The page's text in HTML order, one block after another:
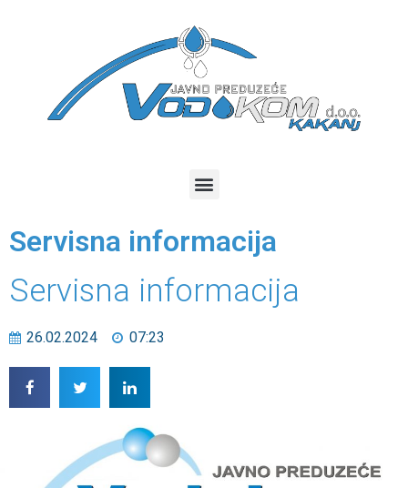
Servisna informacija
Servisna informacija
26.02.2024 07:23